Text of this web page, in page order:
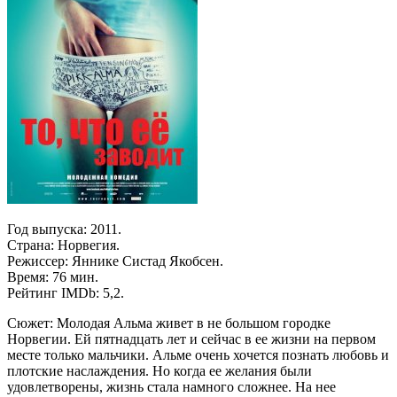
Год выпуска: 2011.
Страна: Норвегия.
Режиссер: Яннике Систад Якобсен.
Время: 76 мин.
Рейтинг IMDb: 5,2.
Сюжет: Молодая Альма живет в не большом городке
Норвегии. Ей пятнадцать лет и сейчас в ее жизни на первом
месте только мальчики. Альме очень хочется познать любовь и
плотские наслаждения. Но когда ее желания были
удовлетворены, жизнь стала намного сложнее. На нее